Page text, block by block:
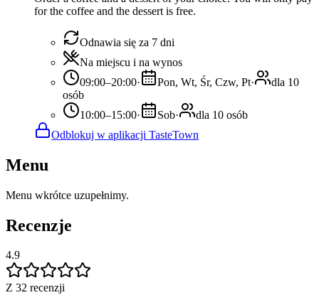
for the coffee and the dessert is free.
Odnawia się za 7 dni
Na miejscu i na wynos
09:00–20:00· Pon, Wt, Śr, Czw, Pt·
dla 10
osób
10:00–15:00· Sob·
dla 10 osób
Odblokuj w aplikacji TasteTown
Menu
Menu wkrótce uzupełnimy.
Recenzje
4.9
Z 32 recenzji